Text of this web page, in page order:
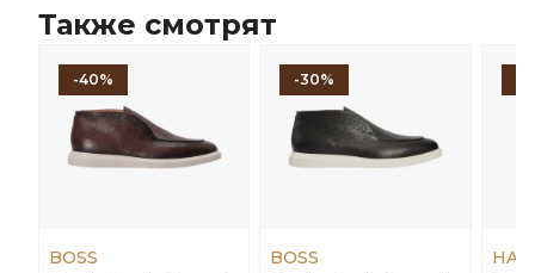
Также смотрят
-40%
BOSS
-30%
BOSS